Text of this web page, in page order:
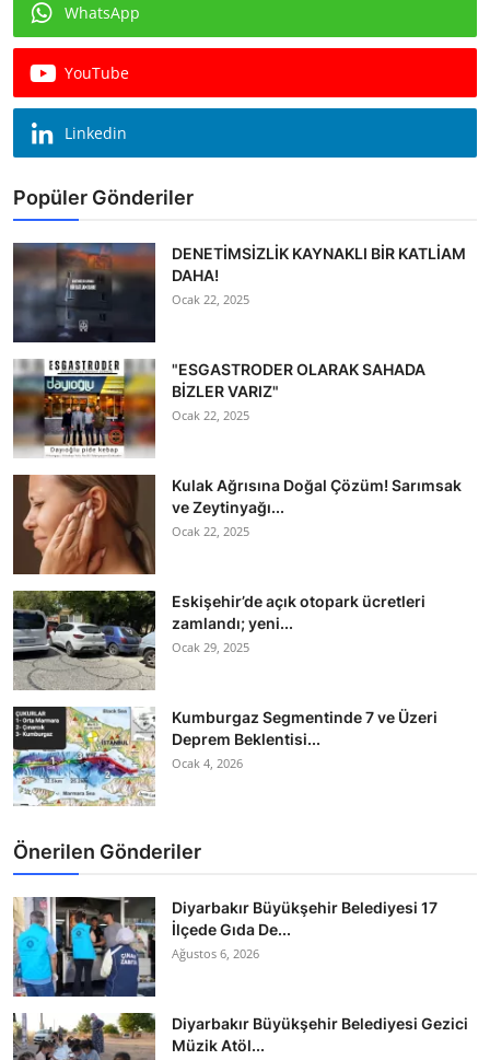
WhatsApp
YouTube
Linkedin
Popüler Gönderiler
DENETİMSİZLİK KAYNAKLI BİR KATLİAM
DAHA!
Ocak 22, 2025
"ESGASTRODER OLARAK SAHADA
BİZLER VARIZ"
Ocak 22, 2025
Kulak Ağrısına Doğal Çözüm! Sarımsak
ve Zeytinyağı...
Ocak 22, 2025
Eskişehir’de açık otopark ücretleri
zamlandı; yeni...
Ocak 29, 2025
Kumburgaz Segmentinde 7 ve Üzeri
Deprem Beklentisi...
Ocak 4, 2026
Önerilen Gönderiler
Diyarbakır Büyükşehir Belediyesi 17
İlçede Gıda De...
Ağustos 6, 2026
Diyarbakır Büyükşehir Belediyesi Gezici
Müzik Atöl...